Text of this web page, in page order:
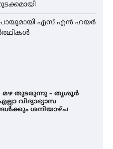
എസ് എൻ ഹയർ
മഴ തുടരുന്നു – തൃശൂർ
വിദ്യാഭ്യാസ
ശനിയാഴ്ച